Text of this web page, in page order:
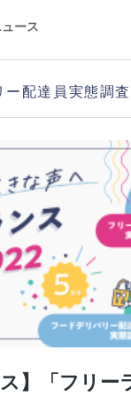
配達員実態調